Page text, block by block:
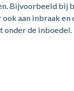
Bijvoorbeeld bij
ook aan inbraak
onder de inboedel.